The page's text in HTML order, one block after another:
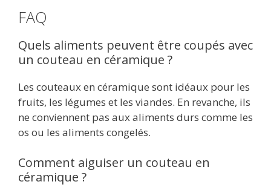
FAQ
Quels aliments peuvent être coupés avec
un couteau en céramique ?
Les couteaux en céramique sont idéaux pour les
fruits, les légumes et les viandes. En revanche, ils
ne conviennent pas aux aliments durs comme les
os ou les aliments congelés.
Comment aiguiser un couteau en
céramique ?